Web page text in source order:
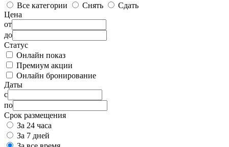
Все категории
Снять
Сдать
Цена
от
до
Статус
Онлайн показ
Премиум акции
Онлайн бронирование
Даты
с
по
Срок размещения
За 24 часа
За 7 дней